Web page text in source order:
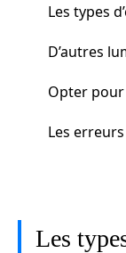
Les types
D’autres
Opter
Les
Les